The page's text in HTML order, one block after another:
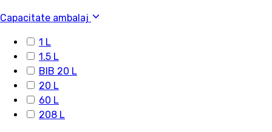
Capacitate ambalaj
1 L
1.5 L
BIB 20 L
20 L
60 L
208 L